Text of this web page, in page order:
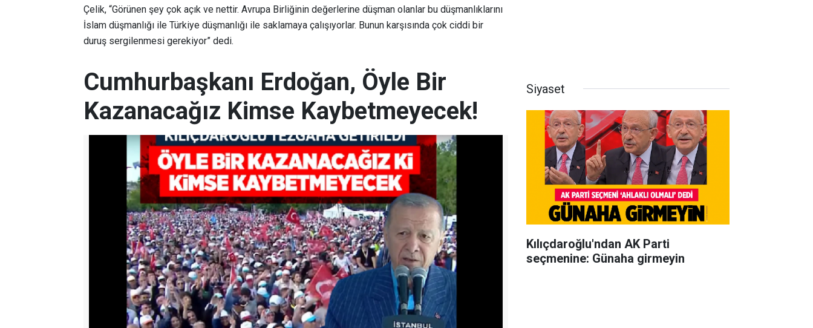
Çelik, “Görünen şey çok açık ve nettir. Avrupa Birliğinin değerlerine düşman olanlar bu düşmanlıklarını
İslam düşmanlığı ile Türkiye düşmanlığı ile saklamaya çalışıyorlar. Bunun karşısında çok ciddi bir
duruş sergilenmesi gerekiyor” dedi.
Cumhurbaşkanı Erdoğan, Öyle Bir
Kazanacağız Kimse Kaybetmeyecek!
Siyaset
Kılıçdaroğlu'ndan AK Parti
seçmenine: Günaha girmeyin